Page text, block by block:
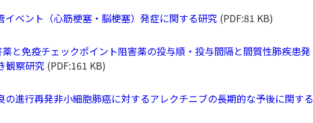
ベント（心筋梗塞・脳梗塞）発症に関する研究 (PDF:81 KB)
と免疫チェックポイント阻害薬の投与順・投与間隔と間質性肺疾患発
観察研究 (PDF:161 KB)
進行再発非小細胞肺癌に対するアレクチニブの長期的な予後に関する